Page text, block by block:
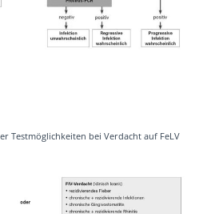
Testmöglichkeiten bei Verdacht auf FeLV